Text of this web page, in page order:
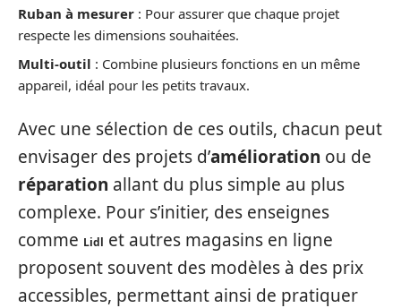
Ruban à mesurer : Pour assurer que chaque projet
respecte les dimensions souhaitées.
Multi-outil : Combine plusieurs fonctions en un même
appareil, idéal pour les petits travaux.
Avec une sélection de ces outils, chacun peut
envisager des projets d’amélioration ou de
réparation allant du plus simple au plus
complexe. Pour s’initier, des enseignes
comme Lidl et autres magasins en ligne
proposent souvent des modèles à des prix
accessibles, permettant ainsi de pratiquer